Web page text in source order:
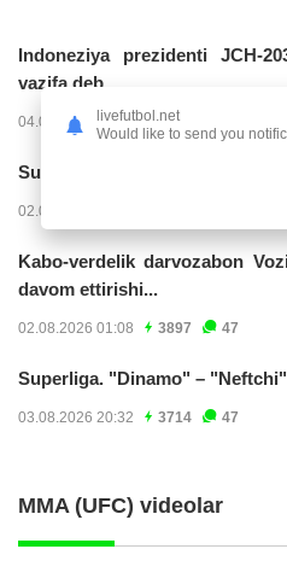
Indoneziya prezidenti JCH-
vazifa deb...
04.08.2026 02:11 14220
Superliga. “Buxoro” -
02.08.2026 03:08
Kabo-verdelik darvozabon
davom ettirishi...
02.08.2026 01:08 3897 47
Superliga. "Dinamo" –
03.08.2026 20:32 3714 47
MMA (UFC) videolar
livefutbol.net
Would like to send you